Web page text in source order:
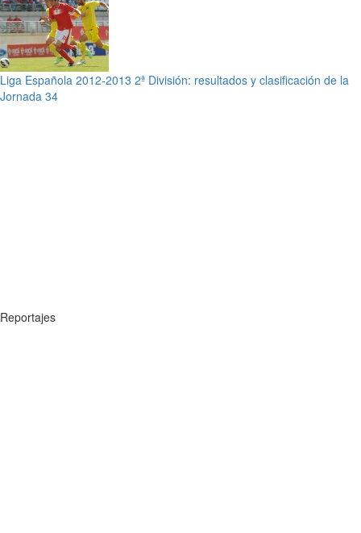
Liga Española 2012-2013 2ª División: resultados y clasificación de la
Jornada 34
Reportajes